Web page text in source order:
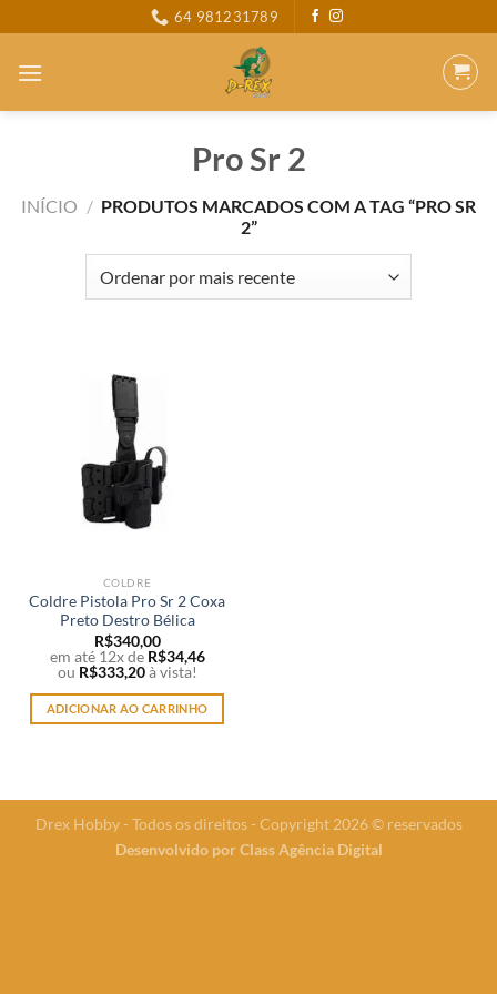
to
content
64 981231789
Pro Sr 2
INÍCIO / PRODUTOS MARCADOS COM A TAG “PRO SR
2”
COLDRE
Coldre Pistola Pro Sr 2 Coxa
Preto Destro Bélica
R$340,00
em até 12x de R$34,46
ou R$333,20 à vista!
ADICIONAR AO CARRINHO
Drex Hobby - Todos os direitos - Copyright 2026 © reservados
Desenvolvido porClass Agência Digital